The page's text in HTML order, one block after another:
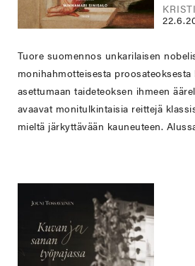
Tuore suomennos unkarilaisen
monihahmotteisesta
asettumaan taideteoksen ihmeen
avaavat monitulkintaisia reittejä
mieltä järkyttävään kauneuteen.